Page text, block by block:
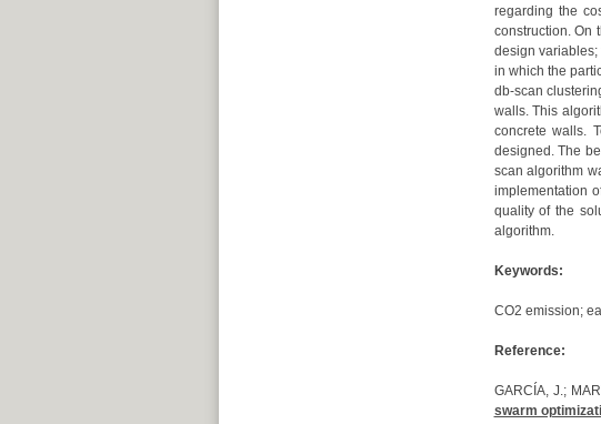
regarding the
construction. On
design
in which the
db-scan
walls. This
concrete walls.
designed. The
scan algorithm
implementation
quality of the
algorithm.
Keywords:
CO2 emission;
Reference:
GARCÍA, J.;
swarm